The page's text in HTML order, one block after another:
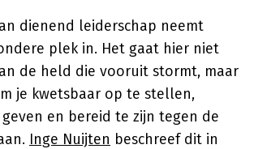
dienend leiderschap neemt
plek in. Het gaat hier niet
de held die vooruit stormt, maar
je kwetsbaar op te stellen,
en bereid te zijn tegen de
Inge Nuijten beschreef dit in